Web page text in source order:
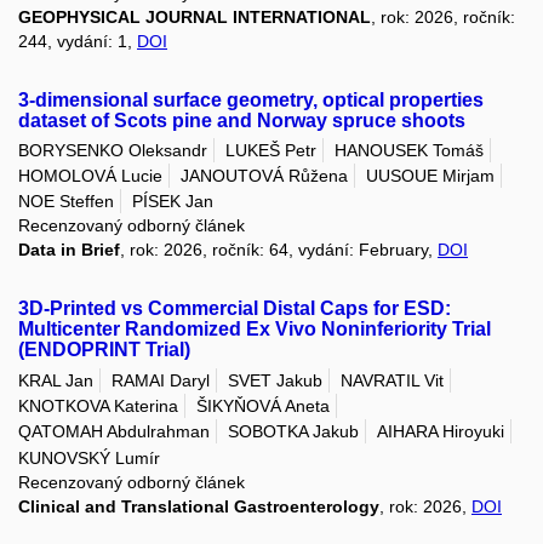
GEOPHYSICAL JOURNAL INTERNATIONAL , rok: 2026, ročník:
244, vydání: 1, DOI
3-dimensional surface geometry, optical properties
dataset of Scots pine and Norway spruce shoots
BORYSENKO Oleksandr LUKEŠ Petr
HANOUSEK Tomáš
HOMOLOVÁ Lucie
JANOUTOVÁ Růžena
UUSOUE Mirjam
NOE Steffen
PÍSEK Jan
Recenzovaný odborný článek
Data in Brief, rok: 2026, ročník: 64, vydání: February, DOI
3D-Printed vs Commercial Distal Caps for ESD:
Multicenter Randomized Ex Vivo Noninferiority Trial
(ENDOPRINT Trial)
KRAL Jan RAMAI Daryl SVET Jakub
NAVRATIL Vit
KNOTKOVA Katerina
ŠIKYŇOVÁ Aneta
QATOMAH Abdulrahman
SOBOTKA Jakub
AIHARA Hiroyuki
KUNOVSKÝ Lumír
Recenzovaný odborný článek
Clinical and Translational Gastroenterology , rok: 2026, DOI